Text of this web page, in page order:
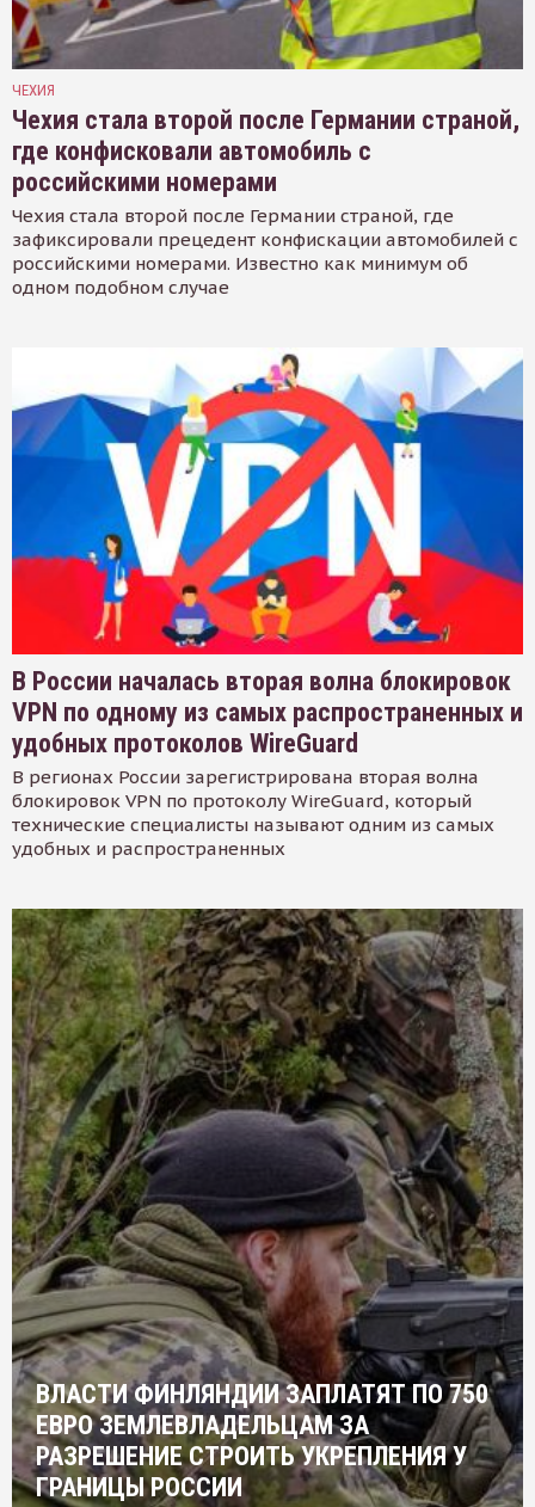
ЧЕХИЯ
Чехия стала второй после Германии страной,
где конфисковали автомобиль с
российскими номерами
Чехия стала второй после Германии страной, где
зафиксировали прецедент конфискации автомобилей с
российскими номерами. Известно как минимум об
одном подобном случае
В России началась вторая волна блокировок
VPN по одному из самых распространенных и
удобных протоколов WireGuard
В регионах России зарегистрирована вторая волна
блокировок VPN по протоколу WireGuard, который
технические специалисты называют одним из самых
удобных и распространенных
ВЛАСТИ ФИНЛЯНДИИ ЗАПЛАТЯТ ПО 750
ЕВРО ЗЕМЛЕВЛАДЕЛЬЦАМ ЗА
РАЗРЕШЕНИЕ СТРОИТЬ УКРЕПЛЕНИЯ У
ГРАНИЦЫ РОССИИ